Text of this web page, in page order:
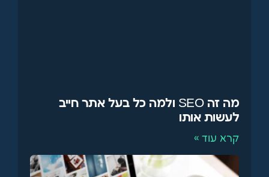
מה זה SEO ולמה כל בעל אתר חייב
לעשות אותו
קרא עוד »